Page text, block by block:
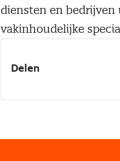
diensten en
vakinhoudelijke
Delen